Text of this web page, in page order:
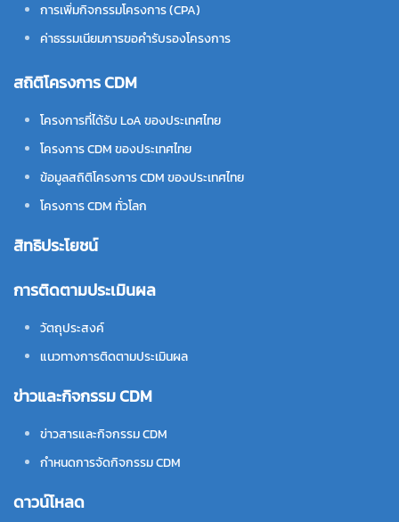
การเพิ่มกิจกรรมโครงการ (CPA)
ค่าธรรมเนียมการขอคำรับรองโครงการ
สถิติโครงการ CDM
โครงการที่ได้รับ LoA ของประเทศไทย
โครงการ CDM ของประเทศไทย
ข้อมูลสถิติโครงการ CDM ของประเทศไทย
โครงการ CDM ทั่วโลก
สิทธิประโยชน์
การติดตามประเมินผล
วัตถุประสงค์
แนวทางการติดตามประเมินผล
ข่าวและกิจกรรม CDM
ข่าวสารและกิจกรรม CDM
กำหนดการจัดกิจกรรม CDM
ดาวน์โหลด